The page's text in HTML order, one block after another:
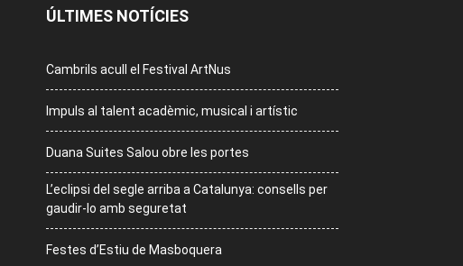
ÚLTIMES NOTÍCIES
Cambrils acull el Festival ArtNus
Impuls al talent acadèmic, musical i artístic
Duana Suites Salou obre les portes
L’eclipsi del segle arriba a Catalunya: consells per
gaudir-lo amb seguretat
Festes d’Estiu de Masboquera